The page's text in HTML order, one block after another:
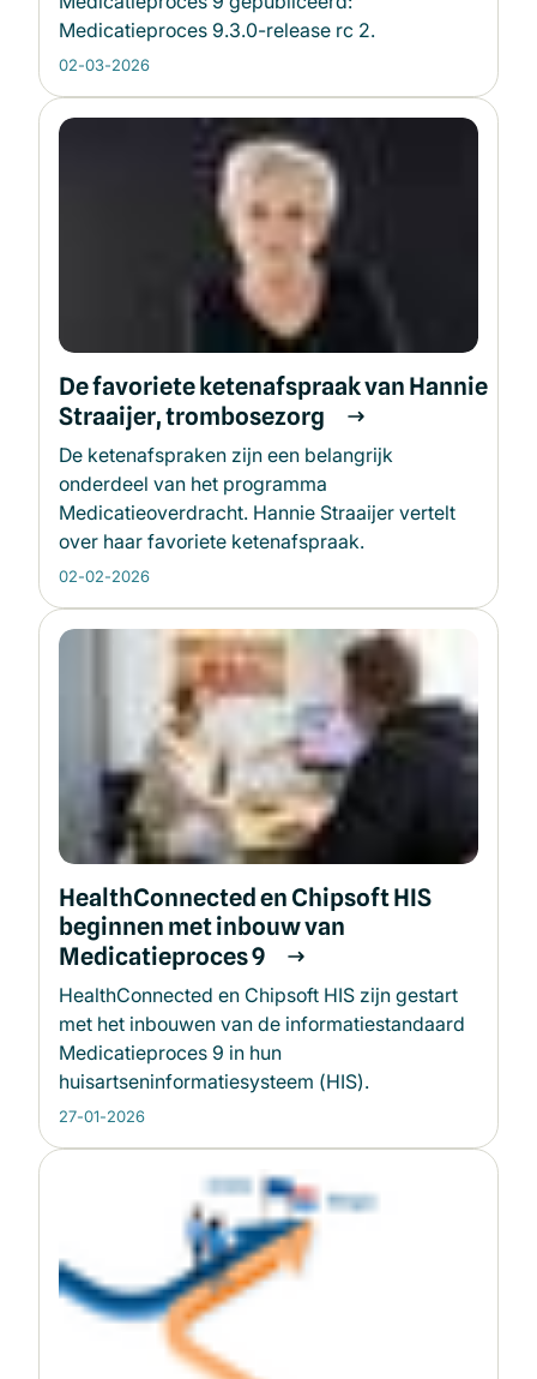
Medicatieproces 9.3.0-release rc 2.
02-03-2026
De favoriete ketenafspraak van Hannie
Straaijer, trombosezorg
De ketenafspraken zijn een belangrijk
onderdeel van het programma
Medicatieoverdracht. Hannie Straaijer vertelt
over haar favoriete ketenafspraak.
02-02-2026
HealthConnected en Chipsoft HIS
beginnen met inbouw van
Medicatieproces 9
HealthConnected en Chipsoft HIS zijn gestart
met het inbouwen van de informatiestandaard
Medicatieproces 9 in hun
huisartseninformatiesysteem (HIS).
27-01-2026